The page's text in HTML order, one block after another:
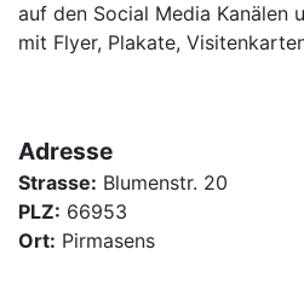
auf den Social Media Kanälen
mit Flyer, Plakate,
Adresse
Strasse: Blumenstr. 20
PLZ: 66953
Ort: Pirmasens